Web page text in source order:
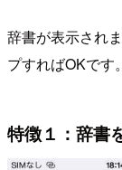
辞書が表示され
プすればOKです。
特徴１：辞書